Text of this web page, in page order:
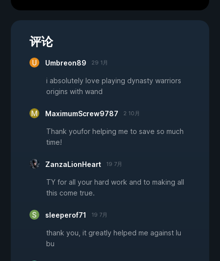
评论
Umbreon89 29 1月
i absolutely love playing dynasty warriors
origins with wand
MaximumScrew9787 2 10月
Thank youfor helping me to save so much
time!
ZanzaLionHeart 19 7月
TY for all your hard work and to making all
this come true.
sleeperof71 19 7月
thank you, it greatly helped me against lu
bu